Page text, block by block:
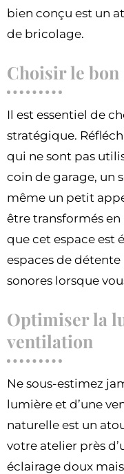
bien conçu est un
de bricolage.
Choisir le
Il est essentiel de
stratégique.
qui ne sont pas
coin de garage, un
même un petit
être transformés en
que cet espace est
espaces de
sonores lorsque
Optimiser la
ventilation
Ne sous-estimez
lumière et d’une
naturelle est un
votre atelier près
éclairage doux